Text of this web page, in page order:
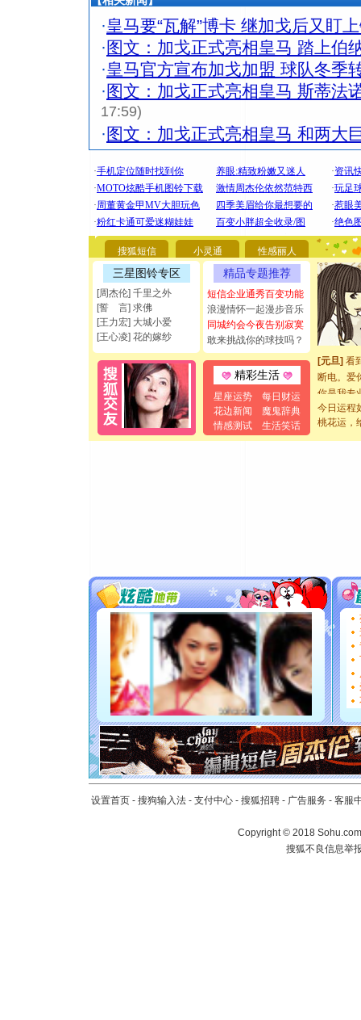
·皇马要“瓦解”博卡 继加戈后又盯
· 图文：加戈正式亮相皇马 踏上伯
·皇马官方宣布加戈加盟 球队冬季
· 图文：加戈正式亮相皇马 斯蒂法
17:59)
· 图文：加戈正式亮相皇马 和两大
搜狐短信 小灵通 性感丽人
三星图铃专区
[周杰伦] 千里之外
[誓 言] 求佛
[王力宏] 大城小爱
[王心凌] 花的嫁纱
精品专题推荐
短信企业通秀百变功能
浪漫情怀一起漫步音乐
同城约会今夜告别寂寞
敢来挑战你的球技吗？
精彩生活
星座运势
每日财运
花边新闻
魔鬼辞典
情感测试
生活笑话
[圣诞节]
你太多，
要平安！
[圣诞节]
能正大光
都要快乐
[圣诞节]
如意,快
[元旦]
看
断电。爱
你是我专
[元旦]如
起；二是
送你一棵
[圣诞节]
你太多，
要平安
[圣诞节]
能正大
都要快乐
[圣诞节]
如意,快
[元旦]看
断电。爱
你是我专
[元旦]如
离。水晶
泣，这痛
卖了。水
今日运程
桃花运，
设置首页 - 搜狗输入法 - 支付中心 - 搜狐招聘 - 广告服务 - 客服
Copyright©2018
搜狐不良信息举